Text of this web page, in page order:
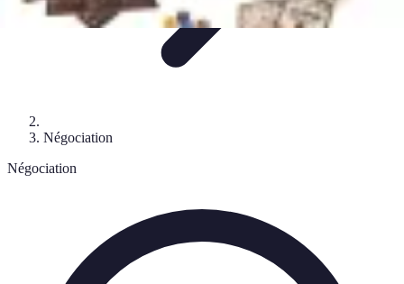
Négociation
Négociation